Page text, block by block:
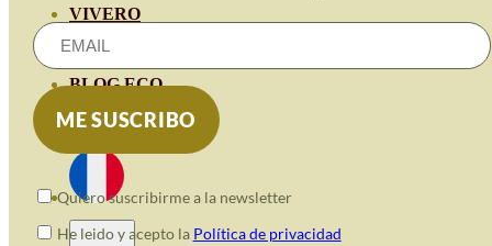
VIVERO
RECURSOS
BLOG ECO
CONTACT
Quiero suscribirme a la newsletter
He leido y acepto la Política de privacidad